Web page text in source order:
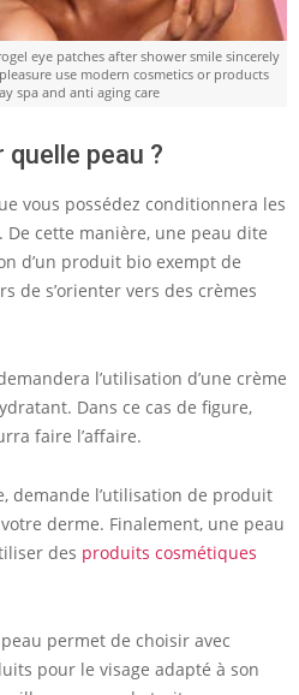
eye patches after shower smile sincerely
use modern cosmetics or products
spa and anti aging care
peau ?
vous possédez conditionnera les
cette manière, une peau dite
d’un produit bio exempt de
de s’orienter vers des crèmes
l’utilisation d’une crème
Dans ce cas de figure,
faire l’affaire.
demande l’utilisation de produit
derme. Finalement, une peau
des produits cosmétiques
permet de choisir avec
pour le visage adapté à son